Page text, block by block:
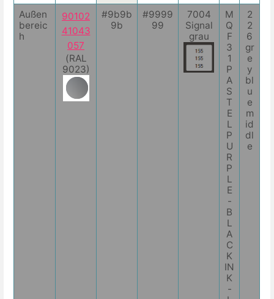
Außen
bereic
h
90102
41043
057
(RAL
9023)
#9b9b
9b
#9999
99
7004
Signal
grau
M
Q
F
3
1
P
A
S
T
E
L
P
U
R
P
L
E
-
B
L
A
C
K
IN
K
-
2
2
6
gr
e
y
bl
u
e
m
id
dl
e